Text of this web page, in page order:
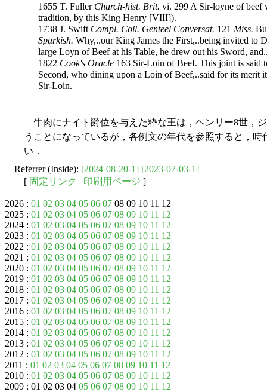
1655 T. Fuller Church-hist. Brit. vi. 299 A Sir-loyne of beef
tradition, by this King Henry [VIII]).
1738 J. Swift Compl. Coll. Genteel Conversat. 121 Miss.
Sparkish. Why,..our King James the First,..being invited to
large Loyn of Beef at his Table, he drew out his Sword,
1822 Cook's Oracle 163 Sir-Loin of Beef. This joint is said
Second, who dining upon a Loin of Beef,..said for its merit
Sir-Loin.
牛肉にナイト爵位を与えた粋な王は，ヘンリー8世，
うことになっているが，各例文の年代を参照すると，
い．
Referrer (Inside): [2024-08-20-1] [2023-07-03-1]
[ 固定リンク | 印刷用ページ ]
2026 : 01 02 03 04 05 06 07 08 09 10 11 12
2025 : 01 02 03 04 05 06 07 08 09 10 11 12
2024 : 01 02 03 04 05 06 07 08 09 10 11 12
2023 : 01 02 03 04 05 06 07 08 09 10 11 12
2022 : 01 02 03 04 05 06 07 08 09 10 11 12
2021 : 01 02 03 04 05 06 07 08 09 10 11 12
2020 : 01 02 03 04 05 06 07 08 09 10 11 12
2019 : 01 02 03 04 05 06 07 08 09 10 11 12
2018 : 01 02 03 04 05 06 07 08 09 10 11 12
2017 : 01 02 03 04 05 06 07 08 09 10 11 12
2016 : 01 02 03 04 05 06 07 08 09 10 11 12
2015 : 01 02 03 04 05 06 07 08 09 10 11 12
2014 : 01 02 03 04 05 06 07 08 09 10 11 12
2013 : 01 02 03 04 05 06 07 08 09 10 11 12
2012 : 01 02 03 04 05 06 07 08 09 10 11 12
2011 : 01 02 03 04 05 06 07 08 09 10 11 12
2010 : 01 02 03 04 05 06 07 08 09 10 11 12
2009 : 01 02 03 04 05 06 07 08 09 10 11 12